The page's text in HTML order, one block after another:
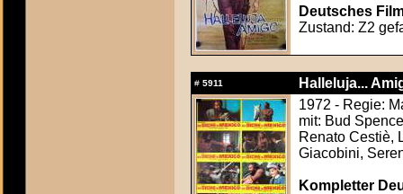
Deutsches
Zustand: Z2
# 5911
Halleluja...
1972 - Regie:
mit: Bud
Renato Cestiè,
Giacobini,
Kompletter